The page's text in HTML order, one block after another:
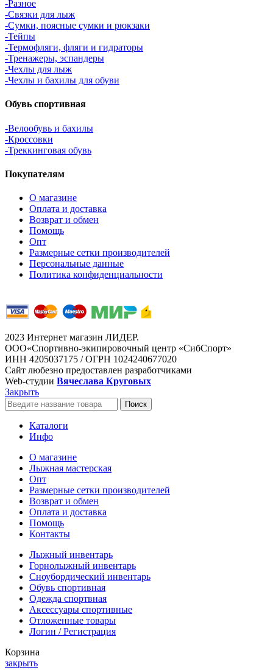
-Разное
-Связки для лыж
-Сумки, поясные сумки и рюкзаки
-Тейпы
-Термофляги, фляги и гидраторы
-Тренажеры, эспандеры
-Чехлы для лыж
-Чехлы и бахилы для обуви
Обувь спортивная
-Велообувь и бахилы
-Кроссовки
-Треккинговая обувь
Покупателям
О магазине
Оплата и доставка
Возврат и обмен
Помощь
Опт
Размерные сетки производителей
Персональные данные
Политика конфиденциальности
2023 Интернет магазин ЛИДЕР.
ООО«Спортивно-экипировочный центр «СибСпорт»
ИНН 4205037175 / ОГРН 1024240677020
Сайт любезно предоставлен разработчиками
Web-студии Вячеслава Круговых
Закрыть
Поиск
Каталоги
Инфо
О магазине
Лыжная мастерская
Опт
Размерные сетки производителей
Возврат и обмен
Оплата и доставка
Помощь
Контакты
Лыжный инвентарь
Горнолыжный инвентарь
Сноубордический инвентарь
Обувь спортивная
Одежда спортвная
Аксессуары спортивные
Отложенные товары
Логин / Регистрация
Корзина
закрыть